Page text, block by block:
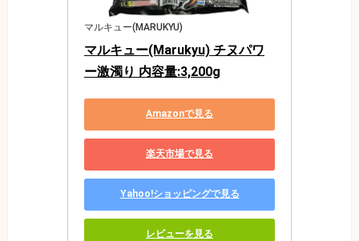
マルキュー(MARUKYU)
マルキュー(Marukyu) チヌパワ
ー激濁り 内容量:3,200g
Amazonで見る
楽天市場で見る
Yahoo!ショッピングで見る
レビューを見る